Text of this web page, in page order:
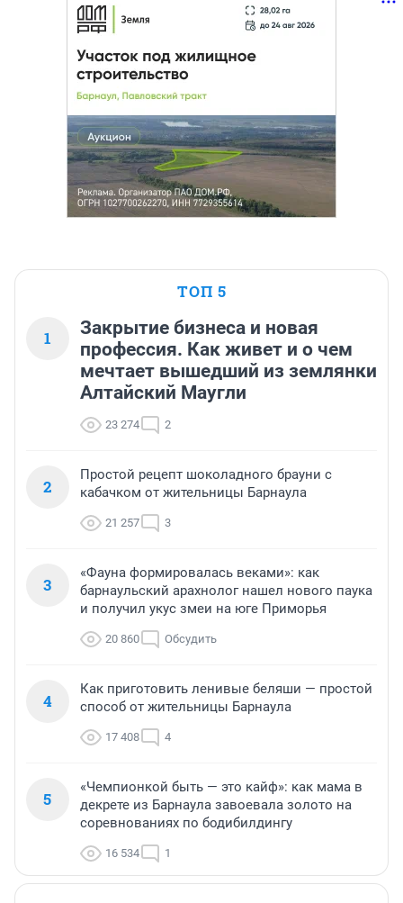
ТОП 5
1
Закрытие бизнеса и новая
профессия. Как живет и о чем
мечтает вышедший из землянки
Алтайский Маугли
23 274 2
2
Простой рецепт шоколадного брауни с
кабачком от жительницы Барнаула
21 257 3
3
«Фауна формировалась веками»: как
барнаульский арахнолог нашел нового паука
и получил укус змеи на юге Приморья
20 860 Обсудить
4
Как приготовить ленивые беляши — простой
способ от жительницы Барнаула
17 408 4
5
«Чемпионкой быть — это кайф»: как мама в
декрете из Барнаула завоевала золото на
соревнованиях по бодибилдингу
16 534 1